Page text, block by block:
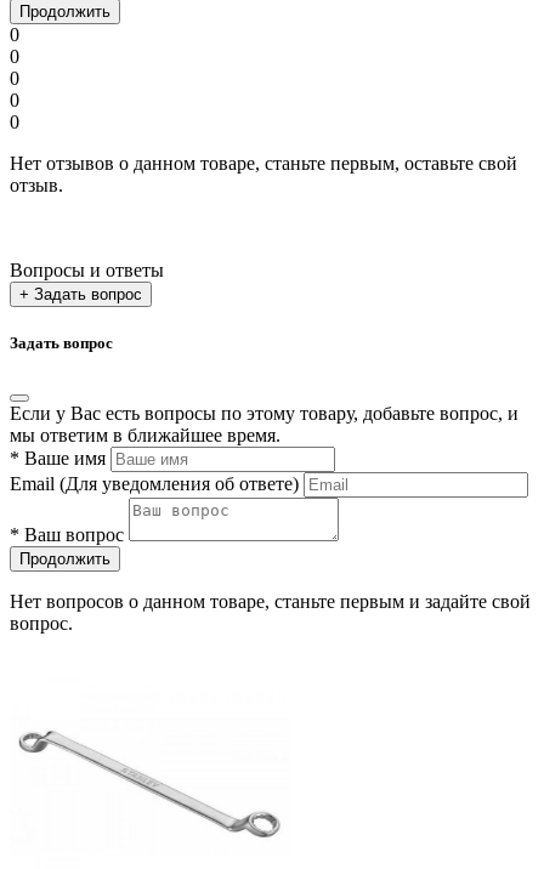
Продолжить
0
0
0
0
0
Нет отзывов о данном товаре, станьте первым, оставьте свой
отзыв.
Вопросы и ответы
+ Задать вопрос
Задать вопрос
Если у Вас есть вопросы по этому товару, добавьте вопрос, и
мы ответим в ближайшее время.
* Ваше имя
Email (Для уведомления об ответе)
* Ваш вопрос
Продолжить
Нет вопросов о данном товаре, станьте первым и задайте свой
вопрос.